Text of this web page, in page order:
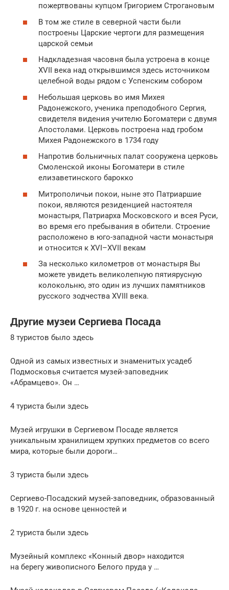
пожертвованы купцом Григорием Строгановым
В том же стиле в северной части были
построены Царские чертоги для размещения
царской семьи
Надкладезная часовня была устроена в конце
XVII века над открывшимся здесь источником
целебной воды рядом с Успенским собором
Небольшая церковь во имя Михея
Радонежского, ученика преподобного Сергия,
свидетеля видения учителю Богоматери с двумя
Апостолами. Церковь построена над гробом
Михея Радонежского в 1734 году
Напротив больничных палат сооружена церковь
Смоленской иконы Богоматери в стиле
елизаветинского барокко
Митрополичьи покои, ныне это Патриаршие
покои, являются резиденцией настоятеля
монастыря, Патриарха Московского и всея Руси,
во время его пребывания в обители. Строение
расположено в юго-западной части монастыря
и относится к XVI–XVII векам
За несколько километров от монастыря Вы
можете увидеть великолепную пятиярусную
колокольню, это один из лучших памятников
русского зодчества XVIII века.
Другие музеи Сергиева Посада
8 туристов было здесь
Одной из самых известных и знаменитых усадеб
Подмосковья считается музей-заповедник
«Абрамцево». Он …
4 туристa были здесь
Музей игрушки в Сергиевом Посаде является
уникальным хранилищем хрупких предметов со всего
мира, которые были дороги…
3 туристa были здесь
Сергиево-Посадский музей-заповедник, образованный
в 1920 г. на основе ценностей и
2 туристa были здесь
Музейный комплекс «Конный двор» находится
на берегу живописного Белого пруда у …